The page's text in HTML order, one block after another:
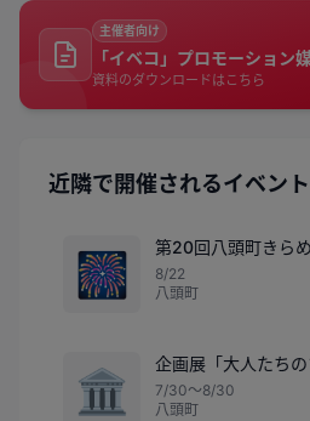
主催者向け
「イベコ」プロモーション
資料のダウンロードはこちら
近隣で開催されるイベント
🎆
第20回八頭町きら
8/22
八頭町
🏛️
企画展「大人たちの
7/30〜8/30
八頭町